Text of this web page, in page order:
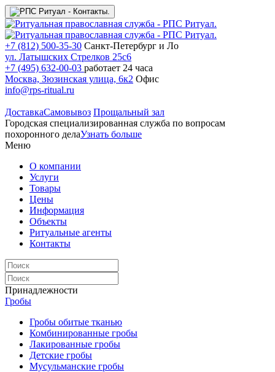
+7 (812) 500-35-30 Санкт-Петербург и Ло
ул. Латышских Стрелков 25с6
+7 (495) 632-00-03 работает 24 часа
Москва, Зюзинская улица, 6к2 Офис
info@rps-ritual.ru
ДоставкаСамовывоз Прощальный зал
Городская специализированная служба по вопросам
похоронного делаУзнать больше
Меню
О компании
Услуги
Товары
Цены
Информация
Объекты
Ритуальные агенты
Контакты
Принадлежности
Гробы
Гробы обитые тканью
Комбинированные гробы
Лакированные гробы
Детские гробы
Мусульманские гробы